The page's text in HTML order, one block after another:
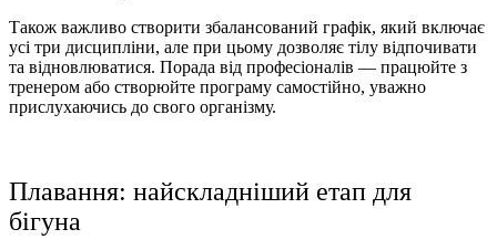
Також важливо створити збалансований графік, який включає
усі три дисципліни, але при цьому дозволяє тілу відпочивати
та відновлюватися. Порада від професіоналів — працюйте з
тренером або створюйте програму самостійно, уважно
прислухаючись до свого організму.
Плавання: найскладніший етап для
бігуна